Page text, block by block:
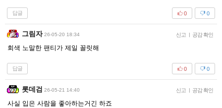
답글 0
0
그림자 26-05-20 18:34 신고 | 공감 확인
회색 노말한 팬티가 제일 꼴릿해
답글 0
0
롯데검 26-05-21 14:40 신고 | 공감 확인
사실 입은 사람을 좋아하는거긴 하죠